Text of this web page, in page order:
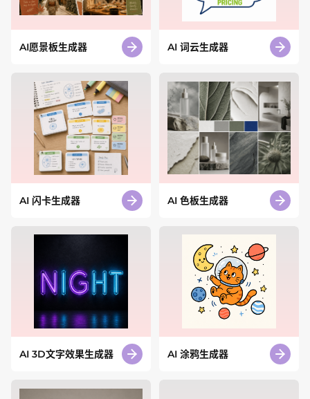
AI愿景板生成器 AI 词云生成器
AI 闪卡生成器 AI 色板生成器
AI 3D文字效果生成器 AI 涂鸦生成器